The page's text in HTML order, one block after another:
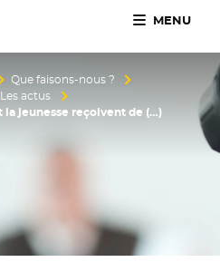
/ Pyrénées-Méditerranée
MENU
Que faisons-nous ?
Les actus
jeunesse reçoivent de (…)